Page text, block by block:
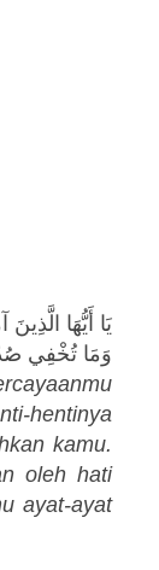
يَا أَيُّهَا
وَمَا تُخْفِي
hentinya
kamu.
oleh hati
ayat-ayat